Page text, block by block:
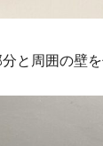
と周囲の壁